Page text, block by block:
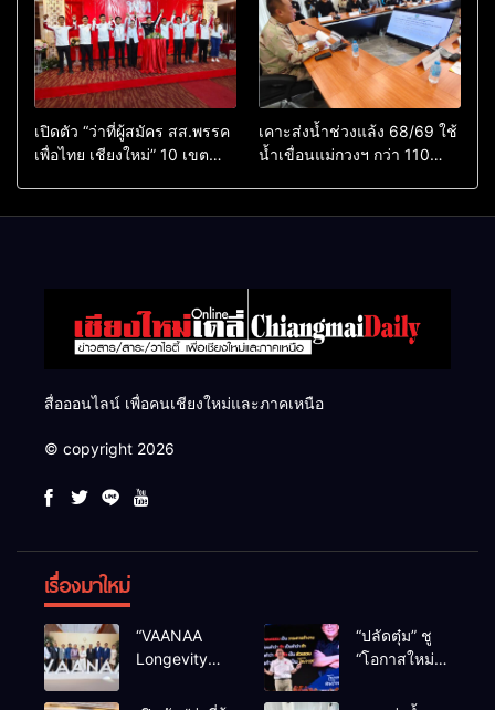
เปิดตัว “ว่าที่ผู้สมัคร สส.พรรค
เพื่อไทย เชียงใหม่” 10 เขต
เคาะส่งน้ำช่วงแล้ง 68/69 ใช้
น้ำเขื่อนแม่กวงฯ กว่า 110
สื่อออนไลน์ เพื่อคนเชียงใหม่และภาคเหนือ
© copyright 2026
เรื่องมาใหม่
“VAANAA
Longevity
ศูนย์สุขภาพ
“ปลัดตุ๋ม” ชู
“โอกาสใหม่”
สู่ทางออก